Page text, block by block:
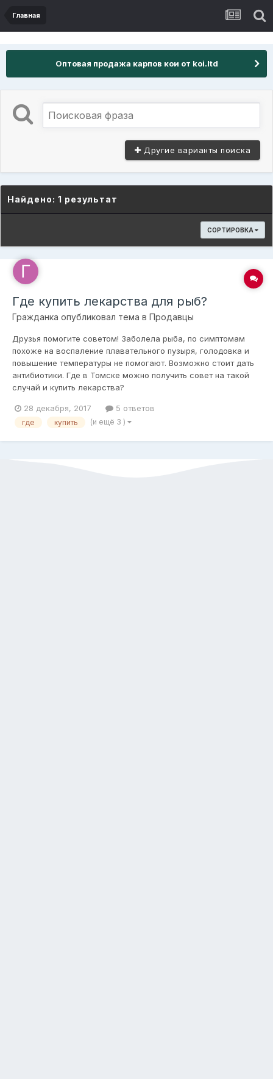
Главная
Оптовая продажа карпов кои от koi.ltd
Другие варианты поиска
Найдено: 1 результат
СОРТИРОВКА
Где купить лекарства для рыб?
Гражданка опубликовал тема в Продавцы
Друзья помогите советом! Заболела рыба, по симптомам
похоже на воспаление плавательного пузыря, голодовка и
повышение температуры не помогают. Возможно стоит дать
антибиотики. Где в Томске можно получить совет на такой
случай и купить лекарства?
28 декабря, 2017 5 ответов
где купить (и ещё 3 )